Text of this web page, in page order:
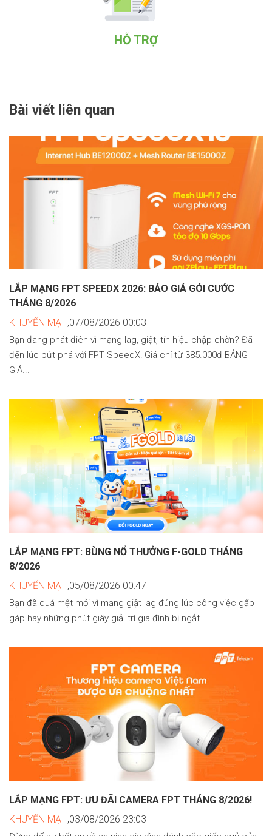
HỖ TRỢ
Bài viết liên quan
LẮP MẠNG FPT SPEEDX 2026: BÁO GIÁ GÓI CƯỚC
THÁNG 8/2026
KHUYẾN MẠI ,07/08/2026 00:03
Bạn đang phát điên vì mạng lag, giật, tín hiệu chập chờn? Đã
đến lúc bứt phá với FPT SpeedX! Giá chỉ từ 385.000đ BẢNG
GIÁ...
LẮP MẠNG FPT: BÙNG NỔ THƯỞNG F-GOLD THÁNG
8/2026
KHUYẾN MẠI ,05/08/2026 00:47
Bạn đã quá mệt mỏi vì mạng giật lag đúng lúc công việc gấp
gáp hay những phút giây giải trí gia đình bị ngắt...
LẮP MẠNG FPT: ƯU ĐÃI CAMERA FPT THÁNG 8/2026!
KHUYẾN MẠI ,03/08/2026 23:03